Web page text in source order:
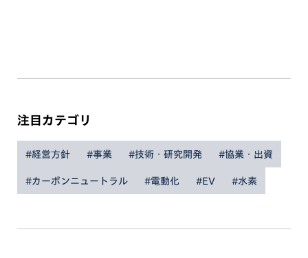
注目カテゴリ
#経営方針 #事業 #技術・研究開発 #協業・出資
#カーボンニュートラル #電動化 #EV #水素